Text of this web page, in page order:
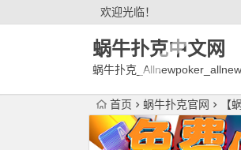
欢迎光临！
蜗牛扑克中文网
蜗牛扑克
首页 蜗牛扑克官网 【